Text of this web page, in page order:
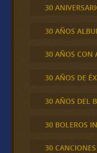
30
30 AÑOS
30 AÑOS CON
30 AÑOS DE
30 AÑOS DEL
30 BOLEROS
30